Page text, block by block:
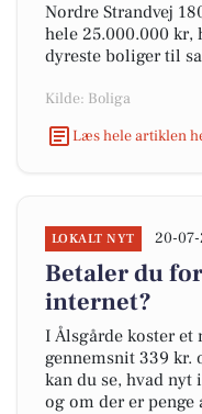
Nordre Strandvej
hele 25.000.000 kr,
dyreste boliger til
Kilde: Boliga
Læs hele artiklen
LOKALT NYT 20-
Betaler du
internet?
I Ålsgårde koster
gennemsnit 339 kr.
kan du se, hvad
og om der er penge